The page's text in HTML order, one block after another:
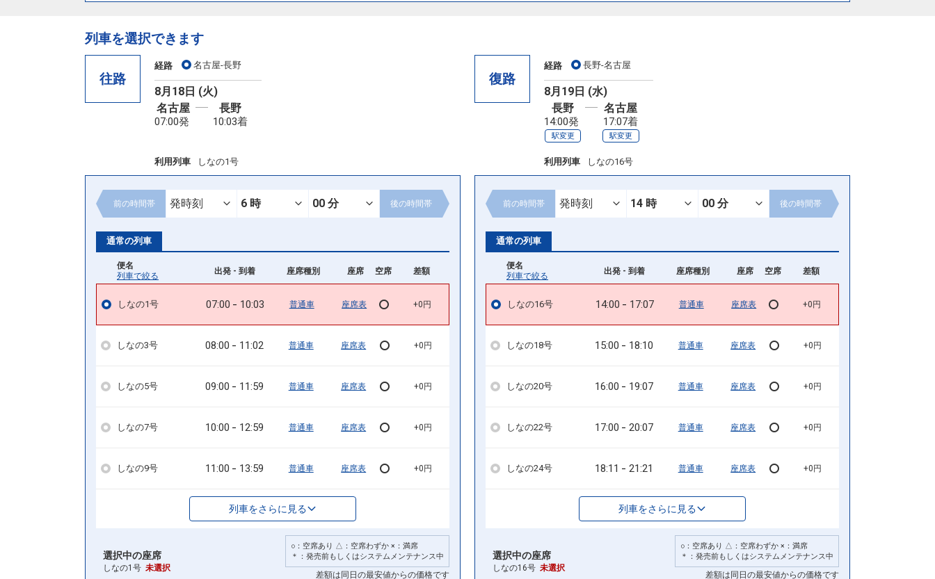
列車を選択できます
往路
経路 名古屋-長野
8月18日 (火)
名古屋
07:00発
長野
10:03着
利用列車 しなの1号
前の時間帯 後の時間帯
通常の列車
便名
列車で絞る
出発 - 到着 座席種別 座席 空席 差額
しなの1号 07:00 10:03 普通車 座席表 +0円
しなの3号 08:00 11:02 普通車 座席表 +0円
しなの5号 09:00 11:59 普通車 座席表 +0円
しなの7号 10:00 12:59 普通車 座席表 +0円
しなの9号 11:00 13:59 普通車 座席表 +0円
列車をさらに見る
○：空席あり △：空席わずか ×：満席
＊：発売前もしくはシステムメンテナンス中
差額は同日の最安値からの価格です
選択中の座席
しなの1号 未選択
復路
経路 長野-名古屋
8月19日 (水)
長野
14:00発
駅変更
名古屋
17:07着
駅変更
利用列車 しなの16号
前の時間帯 後の時間帯
通常の列車
便名
列車で絞る
出発 - 到着 座席種別 座席 空席 差額
しなの16号 14:00 17:07 普通車 座席表 +0円
しなの18号 15:00 18:10 普通車 座席表 +0円
しなの20号 16:00 19:07 普通車 座席表 +0円
しなの22号 17:00 20:07 普通車 座席表 +0円
しなの24号 18:11 21:21 普通車 座席表 +0円
列車をさらに見る
○：空席あり △：空席わずか ×：満席
＊：発売前もしくはシステムメンテナンス中
差額は同日の最安値からの価格です
選択中の座席
しなの16号 未選択